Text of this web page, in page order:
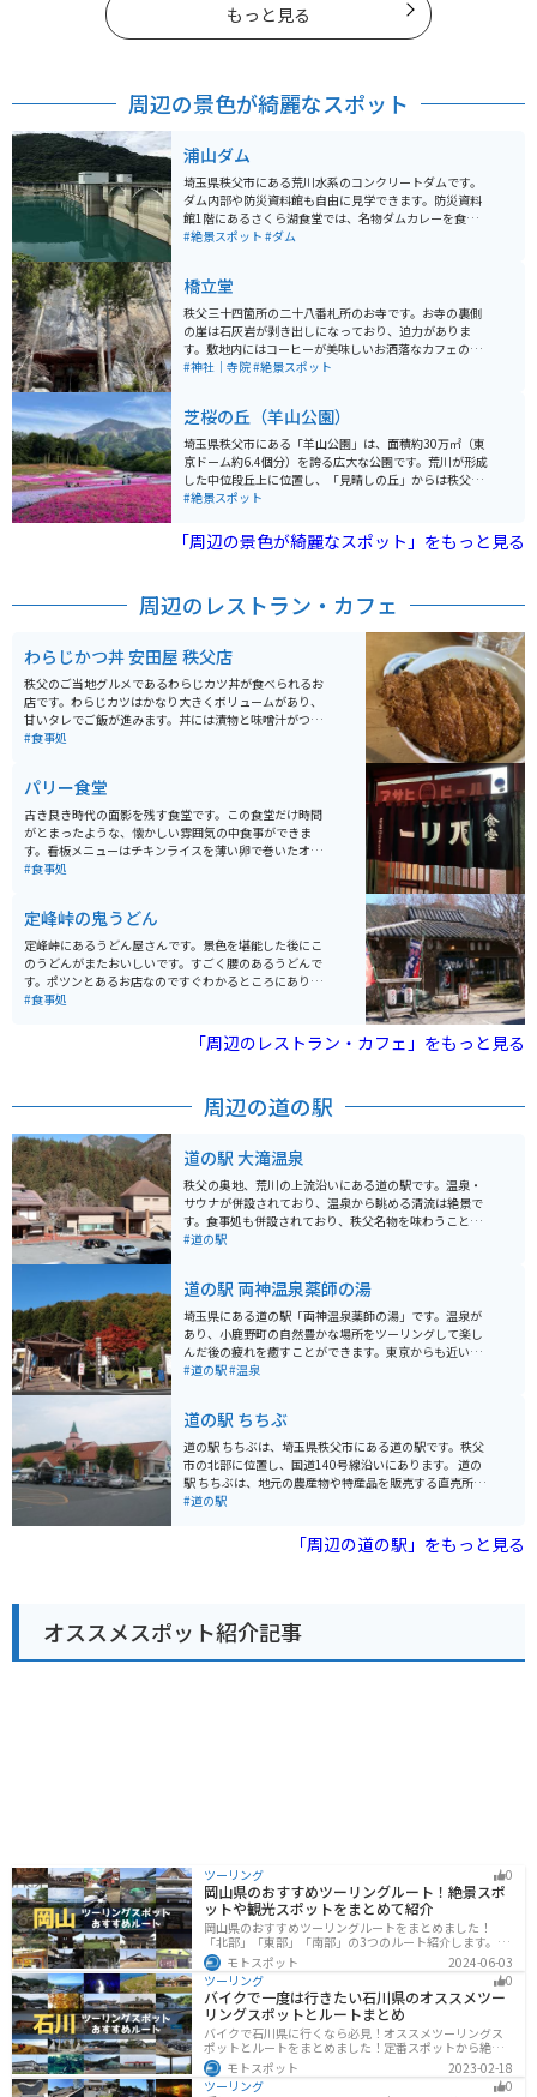
もっと見る
周辺の景色が綺麗なスポット
浦山ダム
埼玉県秩父市にある荒川水系のコンクリートダムです。
ダム内部や防災資料館も自由に見学できます。防災資料
館1階にあるさくら湖食堂では、名物ダムカレーを食べ
ることができます。ドラマなどの撮影にも使われている
#絶景スポット #ダム
橋立堂
秩父三十四箇所の二十八番札所のお寺です。お寺の裏側
の崖は石灰岩が剥き出しになっており、迫力がありま
す。敷地内にはコーヒーが美味しいお洒落なカフェのほ
か、鍾乳洞もあり、旅の途中の休憩に立ち寄るにはちょ
#神社｜寺院#絶景スポット
芝桜の丘（羊山公園）
埼玉県秩父市にある「羊山公園」は、面積約30万㎡（東
京ドーム約6.4個分）を誇る広大な公園です。荒川が形成
した中位段丘上に位置し、「見晴しの丘」からは秩父市
街地や奥秩父の山々を一望できます。武甲山の北に連な
好のロケーションです。 公園の設計には、「日本の公園
の父」と呼ばれる造園家・本多静六博士が関わったとさ
訪れます。園内には秩父の特産品を扱う店や軽食コーナ
#絶景スポット
「周辺の景色が綺麗なスポット」をもっと見る
周辺のレストラン・カフェ
わらじかつ丼 安田屋 秩父店
秩父のご当地グルメであるわらじカツ丼が食べられるお
店です。わらじカツはかなり大きくボリュームがあり、
甘いタレでご飯が進みます。丼には漬物と味噌汁がつい
ており、リーズナブルにお腹いっぱいご飯が食べられま
#食事処
パリー食堂
古き良き時代の面影を残す食堂です。この食堂だけ時間
がとまったような、懐かしい雰囲気の中食事ができま
す。看板メニューはチキンライスを薄い卵で巻いたオム
ライスです。値段もお手頃で駅からも近いおすすめのお
#食事処
定峰峠の鬼うどん
定峰峠にあるうどん屋さんです。景色を堪能した後にこ
のうどんがまたおいしいです。すごく腰のあるうどんで
す。ポツンとあるお店なのですぐわかるところにありま
す。車の人からバイクの人までたくさんの人で混んでい
#食事処
「周辺のレストラン・カフェ」をもっと見る
周辺の道の駅
道の駅 大滝温泉
秩父の奥地、荒川の上流沿いにある道の駅です。温泉・
サウナが併設されており、温泉から眺める清流は絶景で
す。食事処も併設されており、秩父名物を味わうことが
できます。また、民俗資料館もあり大滝の文化について
#道の駅
道の駅 両神温泉薬師の湯
埼玉県にある道の駅「両神温泉薬師の湯」です。温泉が
あり、小鹿野町の自然豊かな場所をツーリングして楽し
んだ後の疲れを癒すことができます。東京からも近いの
で、日帰りで行くことも可能です。
#道の駅#温泉
道の駅 ちちぶ
道の駅 ちちぶは、埼玉県秩父市にある道の駅です。秩父
市の北部に位置し、国道140号線沿いにあります。 道の
駅 ちちぶは、地元の農産物や特産品を販売する直売所、
レストラン、休憩所などが併設されています。 秩父地方
は、そんな秩父地方の観光拠点として、多くの観光客に
しゃくし菜漬け、味噌ポテト、わらじカツなどが有名で
す。道の駅 ちちぶでも、これらの名産品を購入すること
ができます。
#道の駅
「周辺の道の駅」をもっと見る
オススメスポット紹介記事
ツーリング 0
岡山県のおすすめツーリングルート！絶景スポ
ットや観光スポットをまとめて紹介
岡山県のおすすめツーリングルートをまとめました！
「北部」「東部」「南部」の3つのルート紹介します。岡
山市や倉敷市など、歴史ある街並みも魅力的で、バイク
ツーリングに最適なスポットが多数あります。バイクで
岡山県にツーリングに行く際は参考にしてください。
モトスポット
2024-06-03
ツーリング
0
バイクで一度は行きたい石川県のオススメツー
リングスポットとルートまとめ
バイクで石川県に行くなら必見！オススメツーリングス
ポットとルートをまとめました！定番スポットから絶景
スポット、温泉、海、グルメなど様々なジャンルで楽し
めます。バイクで石川ツーリングに行こうと思っている
人は、参考にしてください。
モトスポット
2023-02-18
ツーリング
0